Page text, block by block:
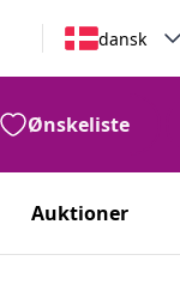
dansk
Ønskeliste
Auktioner